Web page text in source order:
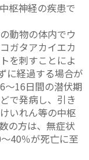
枢神経の疾患で
動物の体内でウ
ガタアカイエカ
を刺すことによ
に経過する場合が
～16日間の潜伏期
で発病し、引き
いれん等の中枢
の方は、無症状
40％が死亡に至